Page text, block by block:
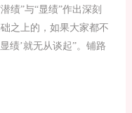
绩”与“显绩”作出深刻
之上的，如果大家都不
绩’就无从谈起”。铺路